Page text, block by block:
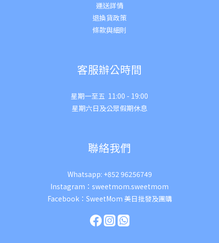
運送詳情
退換貨政策
條款與細則
客服辦公時間
星期一至五 11:00 - 19:00
星期六日及公眾假期休息
聯絡我們
Whatsapp: +852 96256749
Instagram： sweetmom.sweetmom
Facebook： SweetMom 美日批發及團購